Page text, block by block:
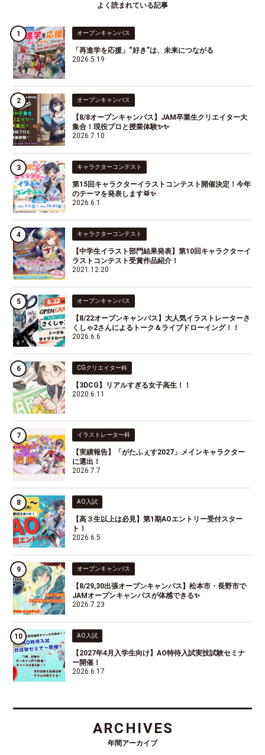
よく読まれている記事
オープンキャンパス
「再進学を応援」“好き”は、未来につながる
2026.5.19
オープンキャンパス
【8/8オープンキャンパス】JAM卒業生クリエイター大
集合！現役プロと授業体験✨✨
2026.7.10
キャラクターコンテスト
第15回キャラクターイラストコンテスト開催決定！今年
のテーマを発表します🥁✨
2026.6.1
キャラクターコンテスト
【中学生イラスト部門結果発表】第10回キャラクターイ
ラストコンテスト受賞作品紹介！
2021.12.20
オープンキャンパス
【8/22オープンキャンパス】大人気イラストレーターさ
くしゃ2さんによるトーク＆ライブドローイング！！
2026.6.6
CGクリエイター科
【3DCG】リアルすぎる女子高生！！
2020.6.11
イラストレーター科
【実績報告】「がたふぇす2027」メインキャラクター
に選出！
2026.7.7
AO入試
【高３生以上は必見】第1期AOエントリー受付スター
ト！
2026.6.5
オープンキャンパス
【8/29,30出張オープンキャンパス】松本市・長野市で
JAMオープンキャンパスが体感できる✨
2026.7.23
AO入試
【2027年4月入学生向け】AO特待入試実技試験セミナ
ー開催！
2026.6.17
ARCHIVES
年間アーカイブ